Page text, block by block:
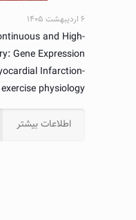
۶ اردیبهشت ۱۴۰۵
and High-
Gene Expression
Infarction-
exercise physiology
اطلاعات بیشتر